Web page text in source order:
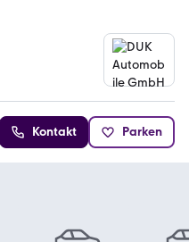
Kontakt Parken